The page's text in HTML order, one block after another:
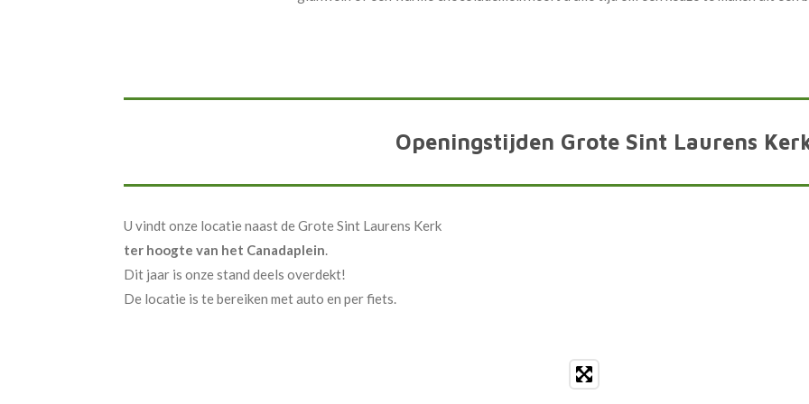
Openingstijden Grote Sint Laurens
U vindt onze locatie naast de Grote Sint Laurens Kerk
ter hoogte van het Canadaplein.
Dit jaar is onze stand deels overdekt!
De locatie is te bereiken met auto en per fiets.